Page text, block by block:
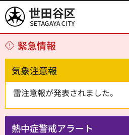
世田谷区
緊急情報
気象注意報
雷注意報が発表されました。
熱中症警戒アラート